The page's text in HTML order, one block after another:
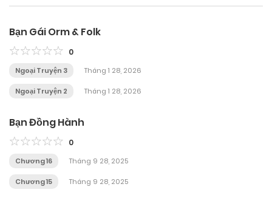
Bạn Gái Orm & Folk
0
Ngoại Truyện 3 Tháng 1 28, 2026
Ngoại Truyện 2 Tháng 1 28, 2026
Bạn Đồng Hành
0
Chương 16 Tháng 9 28, 2025
Chương 15 Tháng 9 28, 2025